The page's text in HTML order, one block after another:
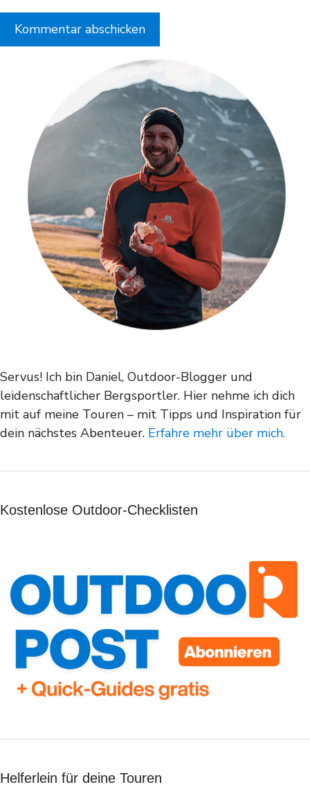
Servus! Ich bin Daniel, Outdoor-Blogger und
leidenschaftlicher Bergsportler. Hier nehme ich dich
mit auf meine Touren – mit Tipps und Inspiration für
dein nächstes Abenteuer. Erfahre mehr über mich.
Kostenlose Outdoor-Checklisten
Helferlein für deine Touren